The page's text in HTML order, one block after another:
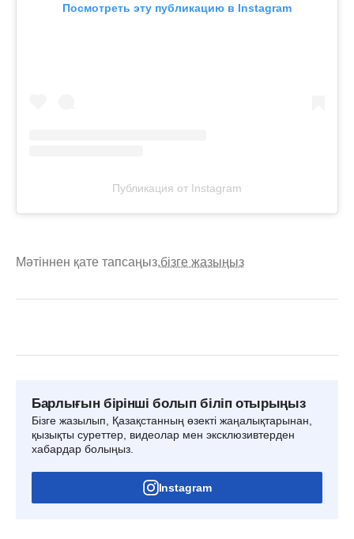
Посмотреть эту публикацию в Instagram
Публикация от Instagram
Мәтіннен қате тапсаңыз,бізге жазыңыз
Барлығын бірінші болып біліп отырыңыз
Бізге жазылып, Қазақстанның өзекті жаңалықтарынан,
қызықты суреттер, видеолар мен эксклюзивтерден
хабардар болыңыз.
Instagram